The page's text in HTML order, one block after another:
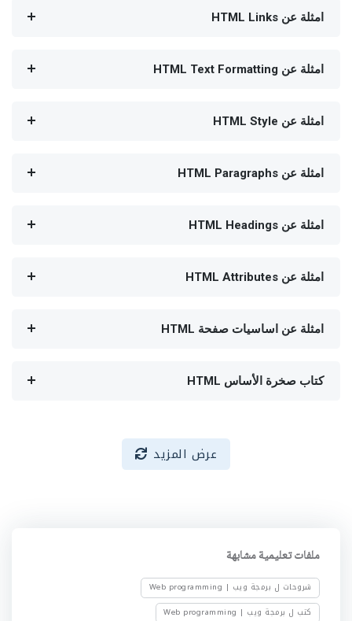
امثلة عن HTML Links
امثلة عن HTML Text Formatting
امثلة عن HTML Style
امثلة عن HTML Paragraphs
امثلة عن HTML Headings
امثلة عن HTML Attributes
امثلة عن اساسيات صفحة HTML
كتاب صخرة الأساس HTML
عرض المزيد
ملفات تعليمية مشابهة
شروحات ل برمجة ويب | Web programming
كتب ل برمجة ويب | Web programming